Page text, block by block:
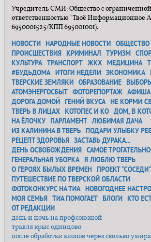
Учредитель СМИ: Общество с ограниченной
ответственностью "Твоё Информационное
6950001525/КПП 695001001).
НОВОСТИ НАРОДНЫЕ НОВОСТИ ОБЩЕСТВО
ПРОИСШЕСТВИЯ
КРИМИНАЛ ТУРИЗМ
КУЛЬТУРА ТРАНСПОРТ ЖКХ МЕДИЦИНА
#БУДЬДОМА
ИТОГИ НЕДЕЛИ ЭКОНОМИКА
ТВЕРСКИЕ ЗЕМЛЯКИ
ОБРАЗОВАНИЕ
АТОМЭНЕРГОСБЫТ ФОТОРЕПОРТАЖ АФИША
ДОРОГА ДОМОЙ
ГЕНИЙ ВКУСА
НЕ КОРМИ
ТВЕРЬ В ЛИЦАХ
КОТОПЕС И КО ДОМ, В
НА ЁЛОЧКУ
ПАРЛАМЕНТ ЛЮБИМАЯ ДАЧА
ИЗ КАЛИНИНА В ТВЕРЬ
ПОДАРИ УЛЫБКУ
РЕЦЕПТ ЗДОРОВЬЯ
ЗАСТАВЬ ДУРАКА...
ДЕНЬ ОСВОБОЖДЕНИЯ
САМОЕ
ГЕНЕРАЛЬНАЯ УБОРКА Я ЛЮБЛЮ ТВЕРЬ
О ГЕРОЯХ БЫЛЫХ ВРЕМЕН
ПРОЕКТ "СОСЕДИ"
ПУТЕШЕСТВИЕ ПО ТВЕРСКОЙ ОБЛАСТИ
ФОТОКОНКУРС НА ТИА
НОВОГОДНЕЕ
МОЯ СЕМЬЯ
ТИА ПОМОГАЕТ БЛОГИ
КТО
ОТ РЕДАКЦИИ
день и ночь на профсоюзной
травля крыс одинцово
после обработки клопов через сколько